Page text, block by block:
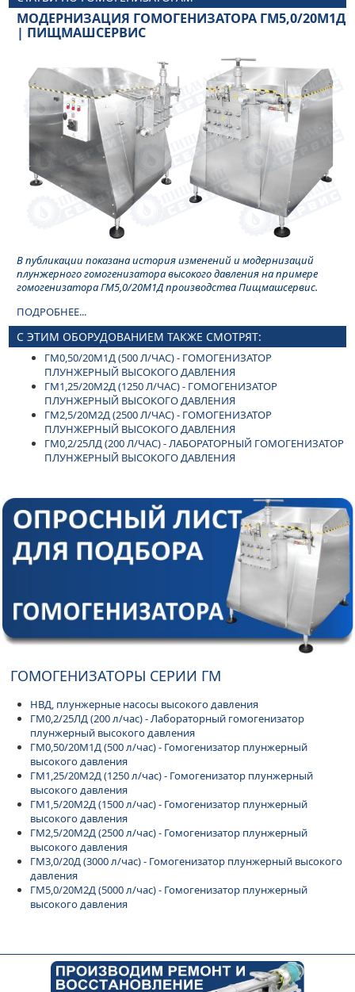
МОДЕРНИЗАЦИЯ ГОМОГЕНИЗАТОРА ГМ5,0/20М1Д
| ПИЩМАШСЕРВИС
В публикации показана история изменений и модернизаций
плунжерного гомогенизатора высокого давления на примере
гомогенизатора ГМ5,0/20М1Д производства Пищмашсервис.
ПОДРОБНЕЕ...
С ЭТИМ ОБОРУДОВАНИЕМ ТАКЖЕ СМОТРЯТ:
ГМ0,50/20М1Д (500 Л/ЧАС) - ГОМОГЕНИЗАТОР
ПЛУНЖЕРНЫЙ ВЫСОКОГО ДАВЛЕНИЯ
ГМ1,25/20М2Д (1250 Л/ЧАС) - ГОМОГЕНИЗАТОР
ПЛУНЖЕРНЫЙ ВЫСОКОГО ДАВЛЕНИЯ
ГМ2,5/20М2Д (2500 Л/ЧАС) - ГОМОГЕНИЗАТОР
ПЛУНЖЕРНЫЙ ВЫСОКОГО ДАВЛЕНИЯ
ГМ0,2/25ЛД (200 Л/ЧАС) - ЛАБОРАТОРНЫЙ ГОМОГЕНИЗАТОР
ПЛУНЖЕРНЫЙ ВЫСОКОГО ДАВЛЕНИЯ
ГОМОГЕНИЗАТОРЫ СЕРИИ ГМ
НВД, плунжерные насосы высокого давления
ГМ0,2/25ЛД (200 л/час) - Лабораторный гомогенизатор
плунжерный высокого давления
ГМ0,50/20М1Д (500 л/час) - Гомогенизатор плунжерный
высокого давления
ГМ1,25/20М2Д (1250 л/час) - Гомогенизатор плунжерный
высокого давления
ГМ1,5/20М2Д (1500 л/час) - Гомогенизатор плунжерный
высокого давления
ГМ2,5/20М2Д (2500 л/час) - Гомогенизатор плунжерный
высокого давления
ГМ3,0/20Д (3000 л/час) - Гомогенизатор плунжерный высокого
давления
ГМ5,0/20М2Д (5000 л/час) - Гомогенизатор плунжерный
высокого давления